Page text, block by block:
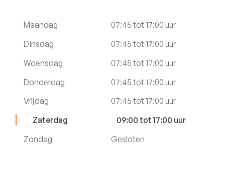
Maandag
07:45 tot 17:00 uur
Dinsdag
07:45 tot 17:00 uur
Woensdag
07:45 tot 17:00 uur
Donderdag
07:45 tot 17:00 uur
Vrijdag
07:45 tot 17:00 uur
Zaterdag
09:00 tot 17:00 uur
Zondag
Gesloten